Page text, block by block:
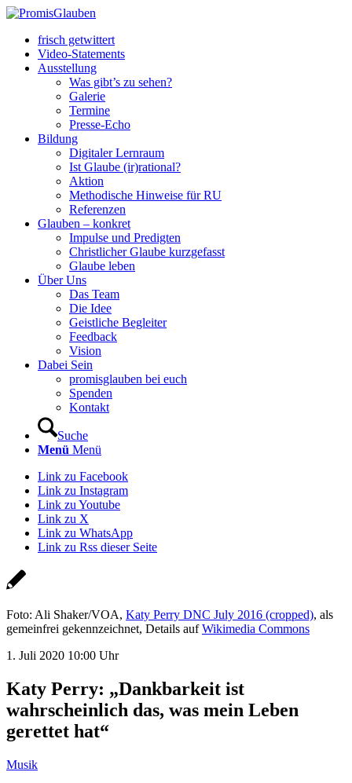
frisch getwittert
Video-Statements
Ausstellung
Was gibt’s zu sehen?
Galerie
Termine
Presse-Echo
Bildung
Digitaler Lernraum
Ist Glaube (ir)rational?
Aktion
Methodische Hinweise für RU
Referenzen
Glauben – konkret
Impulse und Predigten
Christlicher Glaube kurzgefasst
Glaube leben
Über Uns
Das Team
Die Idee
Geistliche Begleiter
Feedback
Vision
Dabei Sein
promisglauben bei euch
Spenden
Kontakt
Suche
Menü Menü
Link zu Facebook
Link zu Instagram
Link zu Youtube
Link zu X
Link zu WhatsApp
Link zu Rss dieser Seite
Foto: Ali Shaker/VOA, Katy Perry DNC July 2016 (cropped), als
gemeinfrei gekennzeichnet, Details aufWikimedia Commons
1. Juli 2020 10:00 Uhr
Katy Perry: „Dankbarkeit ist
wahrscheinlich das, was mein Leben
gerettet hat“
Musik